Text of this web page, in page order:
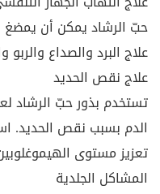
حبّ الرشاد يمكن أن
علاج البرد والصداع
علاج نقص الحديد
تستخدم بذور حبّ الرشاد
الدم بسبب نقص الحديد.
تعزيز مستوى
المشاكل الجلدية